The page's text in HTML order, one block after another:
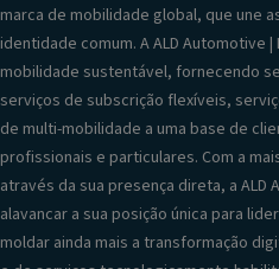
marca de mobilidade global, que une
identidade comum. A ALD Automotive
mobilidade sustentável, fornecendo
serviços de subscrição flexíveis,
de multi-mobilidade a uma base de
profissionais e particulares. Com a
através da sua presença direta, a ALD
alavancar a sua posição única para
moldar ainda mais a transformação